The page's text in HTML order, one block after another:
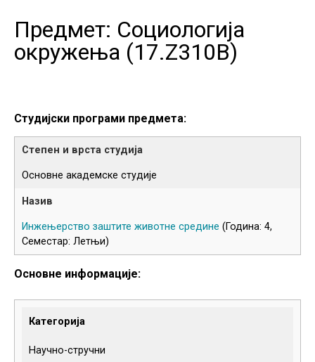
Предмет: Социологија
окружења (17.Z310B)
Студијски програми предмета:
Основне академске студије
Инжењерство заштите животне средине (Година: 4,
Семестар: Летњи)
Основне информације:
Категорија
Научно-стручни